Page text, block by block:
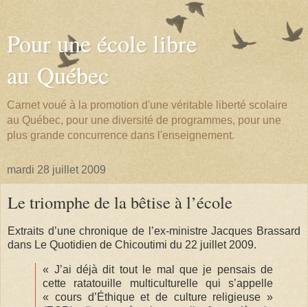
Pour une école libre
au Québec
Carnet voué à la promotion d'une véritable liberté scolaire
au Québec, pour une diversité de programmes, pour une
plus grande concurrence dans l'enseignement.
mardi 28 juillet 2009
Le triomphe de la bêtise à l’école
Extraits d’une chronique de l’ex-ministre Jacques Brassard
dans Le Quotidien de Chicoutimi du 22 juillet 2009.
« J’ai déjà dit tout le mal que je pensais de
cette ratatouille multiculturelle qui s’appelle
« cours d’Éthique et de culture religieuse »